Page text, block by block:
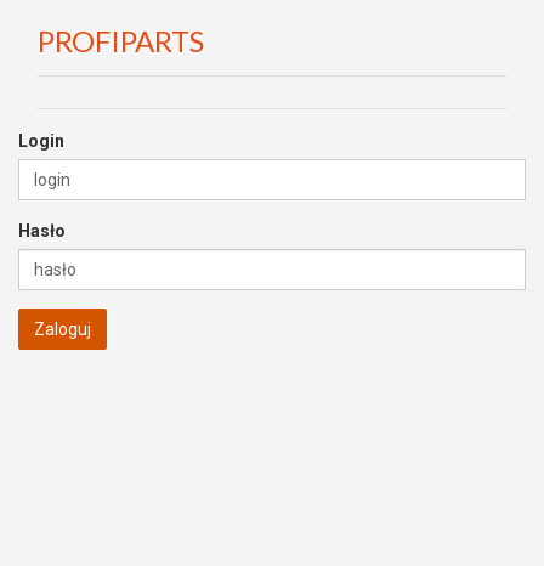
PROFIPARTS
Login
Hasło
Zaloguj